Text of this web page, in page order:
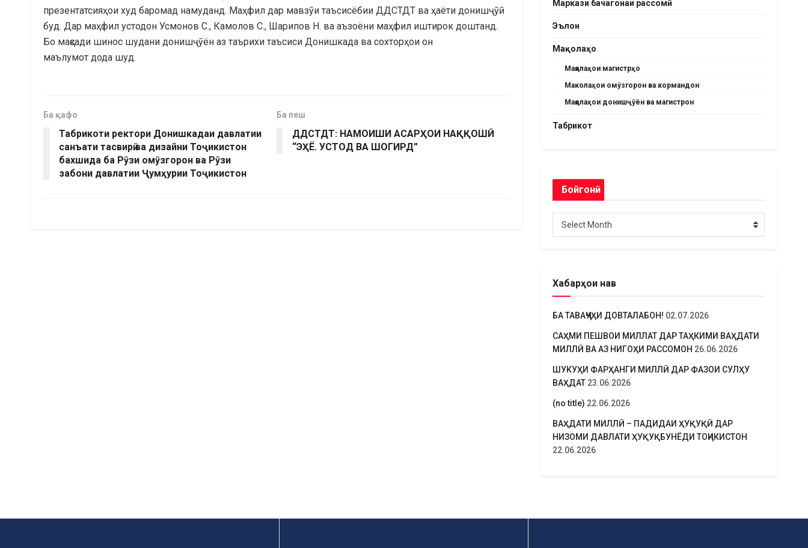
презентатсияҳои худ баромад намуданд. Маҳфил дар мавзӯи таъсисёбии ДДСТДТ ва ҳаёти донишҷӯӣ
буд. Дар маҳфил устодон Усмонов С., Камолов С., Шарипов Н. ва аъзоёни маҳфил иштирок доштанд.
Бо мақсади шинос шудани донишҷӯён аз таърихи таъсиси Донишкада ва сохторҳои он
маълумот дода шуд.
Ба қафо
Табрикоти ректори Донишкадаи давлатии
санъати тасвирӣ ва дизайни Тоҷикистон
бахшида ба Рӯзи омӯзгорон ва Рӯзи
забони давлатии Ҷумҳурии Тоҷикистон
Ба пеш
ДДСТДТ: НАМОИШИ АСАРҲОИ НАҚҚОШӢ
“ЭҲЁ. УСТОД ВА ШОГИРД”
Маркази бачагонаи рассомӣ
Эълон
Мақолаҳо
Мақолаҳои магистрҳо
Маколаҳои омӯзгорон ва кормандон
Мақолаҳои донишҷӯён ва магистрон
Табрикот
Бойгонӣ
Select Month
Хабарҳои нав
БА ТАВАҶҶУҲИ ДОВТАЛАБОН! 02.07.2026
САҲМИ ПЕШВОИ МИЛЛАТ ДАР ТАҲКИМИ ВАҲДАТИ
МИЛЛӢ ВА АЗ НИГОҲИ РАССОМОН 26.06.2026
ШУКУҲИ ФАРҲАНГИ МИЛЛӢ ДАР ФАЗОИ СУЛҲУ
ВАҲДАТ 23.06.2026
(no title) 22.06.2026
ВАҲДАТИ МИЛЛӢ – ПАДИДАИ ҲУҚУҚӢ ДАР
НИЗОМИ ДАВЛАТИ ҲУҚУҚБУНЁДИ ТОҶИКИСТОН
22.06.2026